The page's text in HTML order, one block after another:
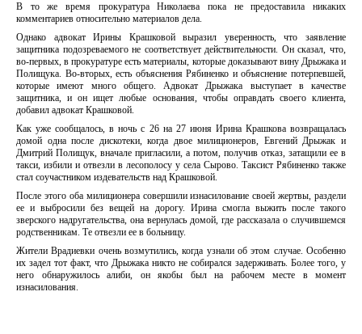
В то же время прокуратура Николаева пока не предоставила никаких
комментариев относительно материалов дела.
Однако адвокат Ирины Крашковой выразил уверенность, что заявление
защитника подозреваемого не соответствует действительности. Он сказал, что,
во-первых, в прокуратуре есть материалы, которые доказывают вину Дрыжака и
Полищука. Во-вторых, есть объяснения Рябиненко и объяснение потерпевшей,
которые имеют много общего. Адвокат Дрыжака выступает в качестве
защитника, и он ищет любые основания, чтобы оправдать своего клиента,
добавил адвокат Крашковой.
Как уже сообщалось, в ночь с 26 на 27 июня Ирина Крашкова возвращалась
домой одна после дискотеки, когда двое милиционеров, Евгений Дрыжак и
Дмитрий Полищук, вначале пригласили, а потом, получив отказ, затащили ее в
такси, избили и отвезли в лесополосу у села Сырово. Таксист Рябиненко также
стал соучастником издевательств над Крашковой.
После этого оба милиционера совершили изнасилование своей жертвы, раздели
ее и выбросили без вещей на дорогу. Ирина смогла выжить после такого
зверского надругательства, она вернулась домой, где рассказала о случившемся
родственникам. Те отвезли ее в больницу.
Жители Врадиевки очень возмутились, когда узнали об этом случае. Особенно
их задел тот факт, что Дрыжака никто не собирался задерживать. Более того, у
него обнаружилось алиби, он якобы был на рабочем месте в момент
изнасилования.